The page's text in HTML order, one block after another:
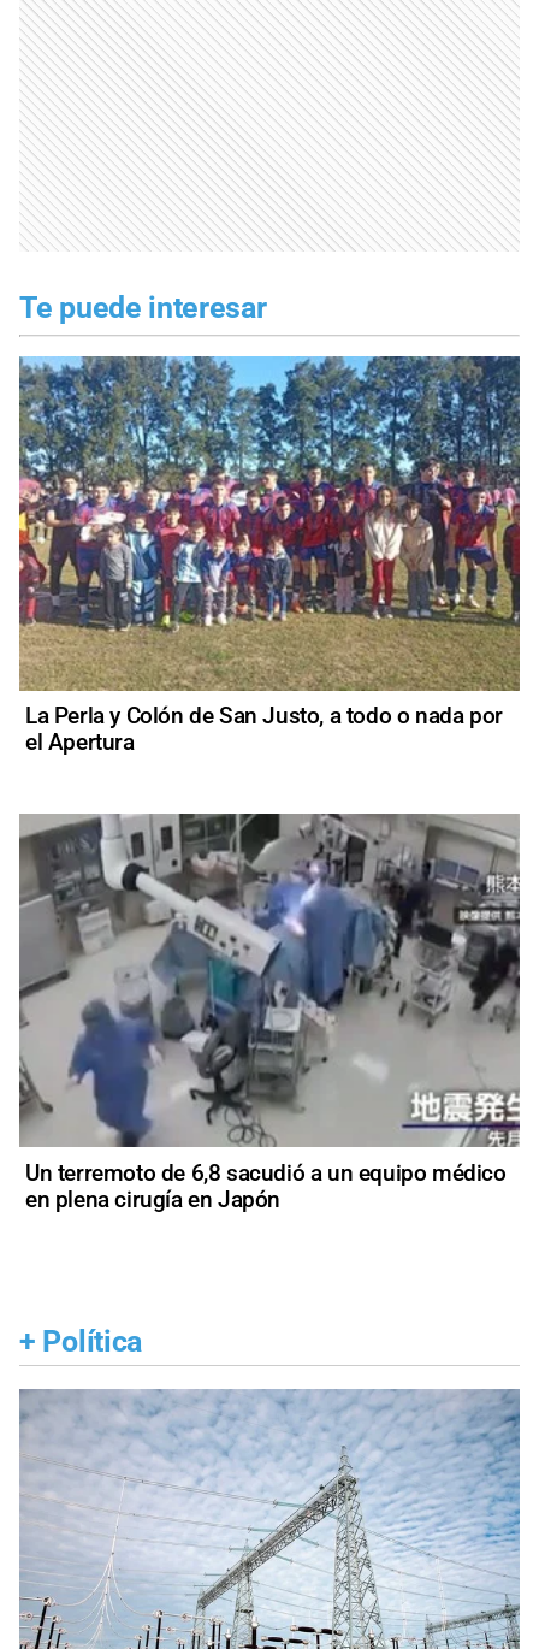
Te puede interesar
La Perla y Colón de San Justo, a todo o nada por
el Apertura
Un terremoto de 6,8 sacudió a un equipo médico
en plena cirugía en Japón
+ Política